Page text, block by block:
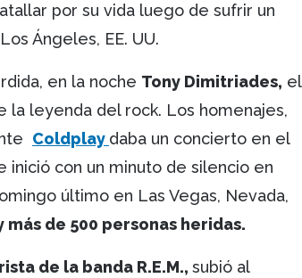
por su vida luego de sufrir un
Ángeles, EE. UU.
en la noche Tony Dimitriades, el
leyenda del rock. Los homenajes,
Coldplay daba un concierto en el
inició con un minuto de silencio en
último en Las Vegas, Nevada,
de 500 personas heridas.
de la banda R.E.M., subió al